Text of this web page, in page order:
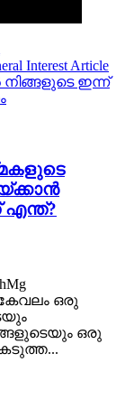
Interest Article
ഇന്ന്‌
എന്ത്?
ഒരു
ഒരു